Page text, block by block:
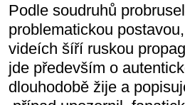
Podle soudruhů
problematickou
videích šíří ruskou
jde především o
dlouhodobě žije a